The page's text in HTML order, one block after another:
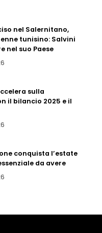
nel Salernitano,
tunisino: Salvini
nel suo Paese
sulla
il bilancio 2025 e il
conquista l’estate
da avere